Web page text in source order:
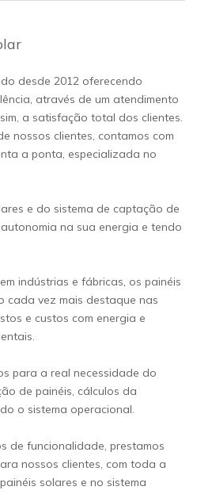
desde 2012 oferecendo
através de um atendimento
a satisfação total dos clientes.
nossos clientes, contamos com
a ponta, especializada no
e do sistema de captação de
na sua energia e tendo
indústrias e fábricas, os painéis
cada vez mais destaque nas
e custos com energia e
para a real necessidade do
de painéis, cálculos da
o sistema operacional.
de funcionalidade, prestamos
nossos clientes, com toda a
solares e no sistema